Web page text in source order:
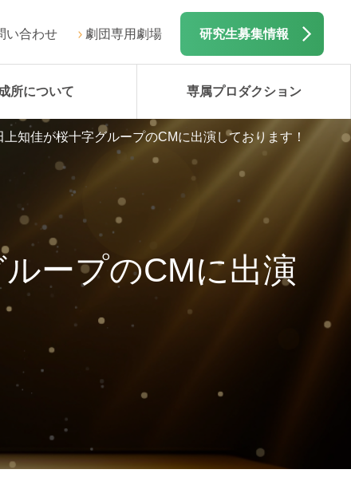
い合わせ 劇団専用劇場 研究生募集情報
所について 専属プロダクション
ープのCMに出演
知佳が桜十字グループのCMに出演しております！